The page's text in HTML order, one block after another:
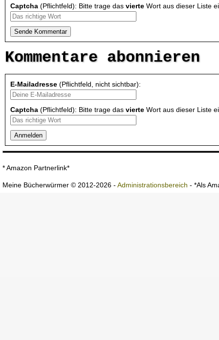
Captcha (Pflichtfeld): Bitte trage das vierte Wort aus dieser Liste
Kommentare abonnieren
E-Mailadresse (Pflichtfeld, nicht sichtbar):
Captcha (Pflichtfeld): Bitte trage das vierte Wort aus dieser Liste
* Amazon Partnerlink*
Meine Bücherwürmer © 2012-2026 - Administrationsbereich - *Als